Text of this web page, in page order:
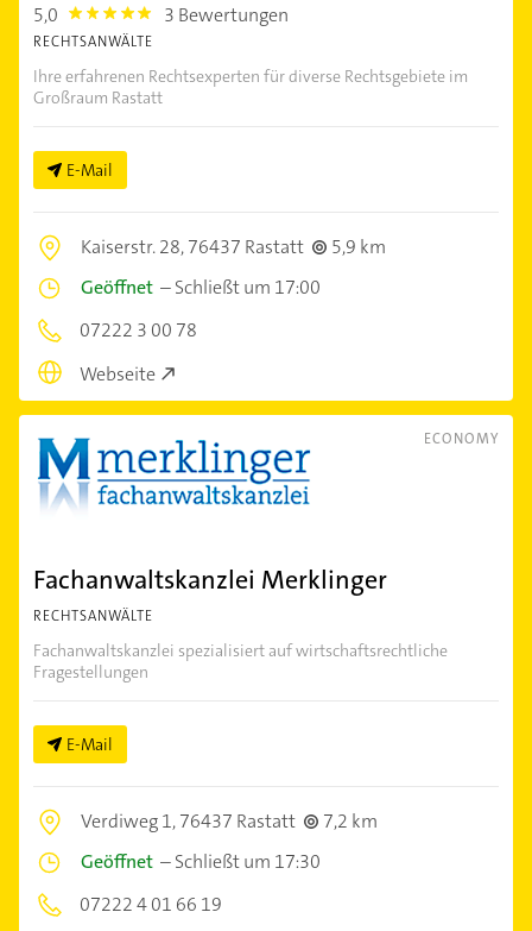
5,0 5.0 3 Bewertungen
RECHTSANWÄLTE
Ihre erfahrenen Rechtsexperten für diverse Rechtsgebiete im
Großraum Rastatt
E-Mail
Kaiserstr. 28,76437 Rastatt
5,9 km
Geöffnet –Schließt um 17:00
07222 3 00 78
Webseite
ECONOMY
Fachanwaltskanzlei Merklinger
RECHTSANWÄLTE
Fachanwaltskanzlei spezialisiert auf wirtschaftsrechtliche
Fragestellungen
E-Mail
Verdiweg 1,76437 Rastatt
7,2 km
Geöffnet –Schließt um 17:30
07222 4 01 66 19